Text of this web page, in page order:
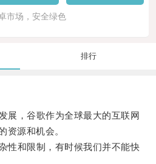
市场，安全绿色
排行
，谷歌作为全球最大的互联网
资源和机会。
和限制，有时候我们并不能快